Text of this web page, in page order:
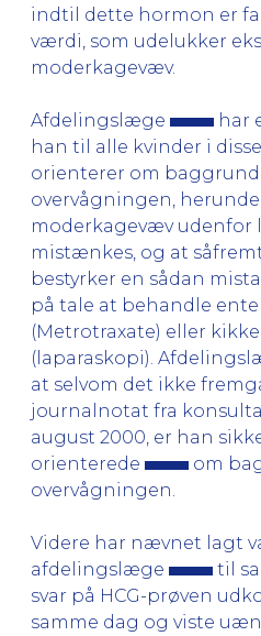
indtil dette hormon er
værdi, som udelukker
moderkagevæv.
Afdelingslæge
har
han til alle kvinder i
orienterer om
overvågningen,
moderkagevæv udenfor
mistænkes, og at
bestyrker en sådan
på tale at behandle
(Metrotraxate) eller
(laparaskopi).
at selvom det ikke
journalnotat fra
august 2000, er han
orienterede
om
overvågningen.
Videre har nævnet lagt
afdelingslæge
til
svar på HCG-prøven
samme dag og viste